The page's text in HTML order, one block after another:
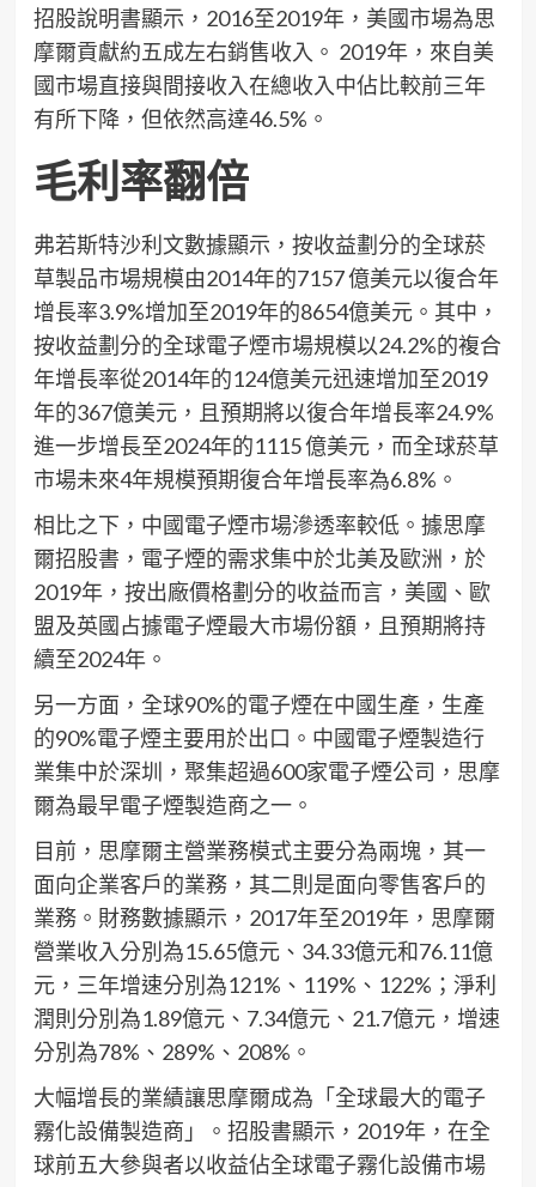
招股說明書顯示，2016至2019年，美國市場為思
摩爾貢獻約五成左右銷售收入。 2019年，來自美
國市場直接與間接收入在總收入中佔比較前三年
有所下降，但依然高達46.5%。
毛利率翻倍
弗若斯特沙利文數據顯示，按收益劃分的全球菸
草製品市場規模由2014年的7157 億美元以復合年
增長率3.9%增加至2019年的8654億美元。其中，
按收益劃分的全球電子煙市場規模以24.2%的複合
年增長率從2014年的124億美元迅速增加至2019
年的367億美元，且預期將以復合年增長率24.9%
進一步增長至2024年的1115 億美元，而全球菸草
市場未來4年規模預期復合年增長率為6.8%。
相比之下，中國電子煙市場滲透率較低。據思摩
爾招股書，電子煙的需求集中於北美及歐洲，於
2019年，按出廠價格劃分的收益而言，美國、歐
盟及英國占據電子煙最大市場份額，且預期將持
續至2024年。
另一方面，全球90%的電子煙在中國生產，生產
的90%電子煙主要用於出口。中國電子煙製造行
業集中於深圳，聚集超過600家電子煙公司，思摩
爾為最早電子煙製造商之一。
目前，思摩爾主營業務模式主要分為兩塊，其一
面向企業客戶的業務，其二則是面向零售客戶的
業務。財務數據顯示，2017年至2019年，思摩爾
營業收入分別為15.65億元、34.33億元和76.11億
元，三年增速分別為121%、119%、122%；淨利
潤則分別為1.89億元、7.34億元、21.7億元，增速
分別為78%、289%、208%。
大幅增長的業績讓思摩爾成為「全球最大的電子
霧化設備製造商」。招股書顯示，2019年，在全
球前五大參與者以收益佔全球電子霧化設備市場